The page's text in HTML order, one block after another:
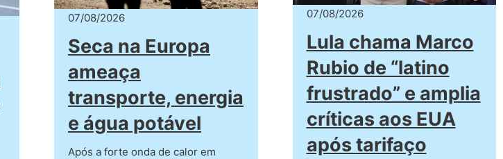
07/08/2026
Seca na Europa
ameaça
transporte, energia
e água potável
Após a forte onda de calor em
07/08/2026
Lula chama Marco
Rubio de “latino
frustrado” e amplia
críticas aos EUA
após tarifaço